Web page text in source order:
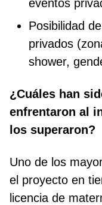
eventos
Posibilidad
privados
shower,
¿Cuáles han
enfrentaron al
los superaron?
Uno de los
el proyecto en
licencia de